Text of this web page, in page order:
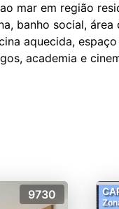
mar em região
banho social,
aquecida,
9730